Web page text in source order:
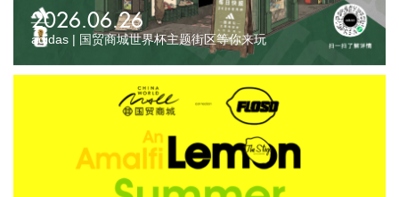
2026.06.26
adidas | 国贸商城世界杯主题街区等你来玩